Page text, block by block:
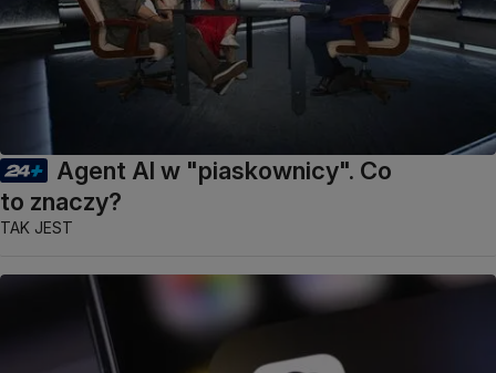
Agent AI w "piaskownicy". Co
to znaczy?
TAK JEST